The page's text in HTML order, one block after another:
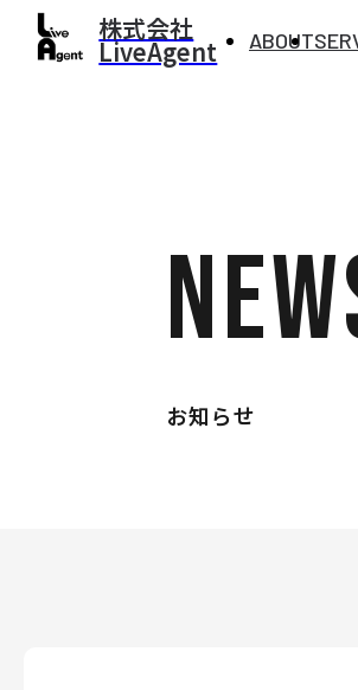
株式会社
LiveAgent ABOUT
お知らせ